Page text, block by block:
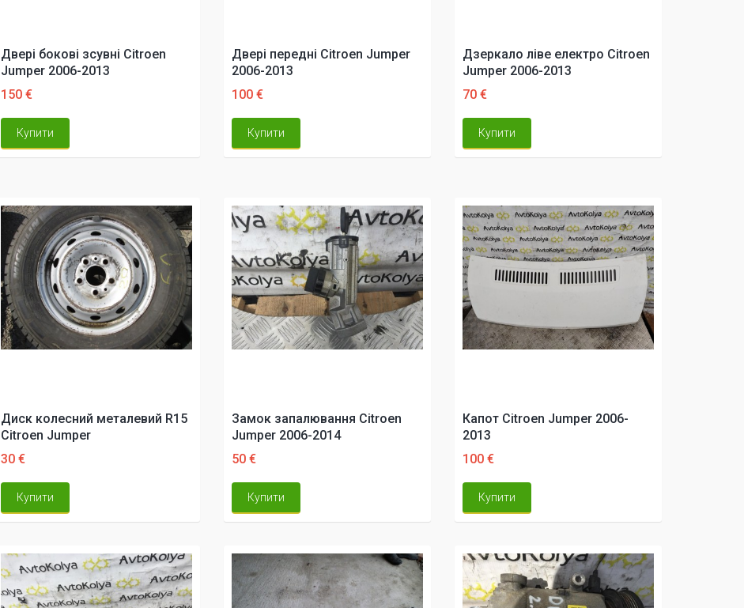
Двері бокові зсувні Citroen
Jumper 2006-2013
150 €
Купити
Двері передні Citroen Jumper
2006-2013
100 €
Купити
Дзеркало ліве електро Citroen
Jumper 2006-2013
70 €
Купити
Диск колесний металевий R15
Citroen Jumper
30 €
Купити
Замок запалювання Citroen
Jumper 2006-2014
50 €
Купити
Капот Citroen Jumper 2006-
2013
100 €
Купити